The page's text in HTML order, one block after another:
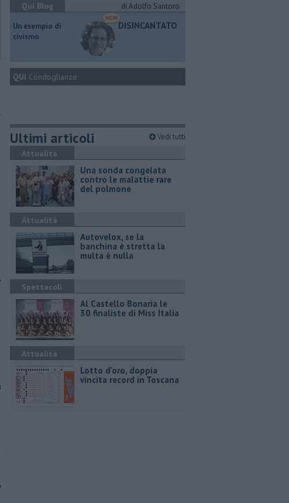
Qui Blog
di Adolfo Santoro
​Un esempio di
civismo
DISINCANTATO
QUI Condoglianze
Ultimi articoli Vedi tutti
Attualità
Una sonda congelata
contro le malattie rare
del polmone
Attualità
Autovelox, se la
banchina è stretta la
multa è nulla
Spettacoli
Al Castello Bonaria le
30 finaliste di Miss Italia
Attualità
Lotto d'oro, doppia
vincita record in Toscana